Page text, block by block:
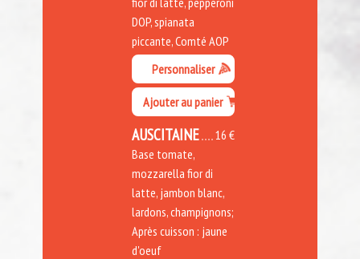
DOP, spianata
piccante, Comté AOP
Personnaliser
Ajouter au panier
16 €
AUSCITAINE
Base tomate,
mozzarella fior di
latte, jambon blanc,
lardons, champignons;
Après cuisson : jaune
d'oeuf